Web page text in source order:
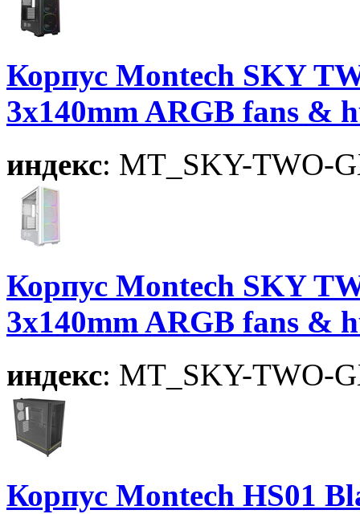
Корпус Montech SKY
3x140mm ARGB fans &
индекс: MT_SKY-TWO-
Корпус Montech SKY
3x140mm ARGB fans &
индекс: MT_SKY-TWO-
Корпус Montech HS01